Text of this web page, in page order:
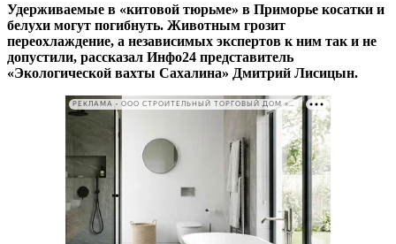
Удерживаемые в «китовой тюрьме» в Приморье косатки и
белухи могут погибнуть. Животным грозит
переохлаждение, а независимых экспертов к ним так и не
допустили, рассказал Инфо24 представитель
«Экологической вахты Сахалина» Дмитрий Лисицын.
РЕКЛАМА • ООО СТРОИТЕЛЬНЫЙ ТОРГОВЫЙ ДОМ «ПЕТРОВИЧ». ИНН: 7802348846